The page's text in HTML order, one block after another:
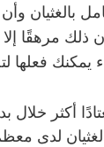
بالغثيان وأن
ذلك مرهقًا
يمكنك فعلها
أكثر خلال
لدى